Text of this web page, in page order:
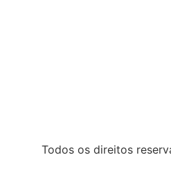
Todos os direitos